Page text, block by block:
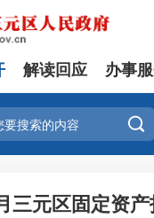
解读回应 办事

三元区固定资